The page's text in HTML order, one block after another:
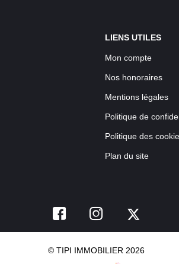
LIENS UTILES
Mon compte
Nos honoraires
Mentions légales
Politique de
Politique des
Plan du site
© TIPI IMMOBILIER 2026